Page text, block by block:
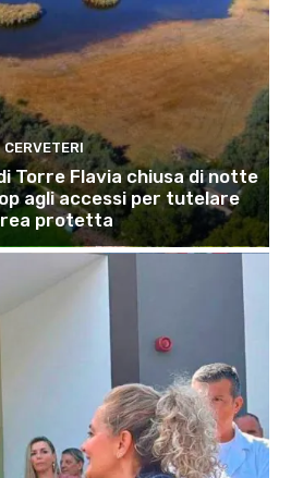
CERVETERI
Torre Flavia chiusa di notte
agli accessi per tutelare
protetta